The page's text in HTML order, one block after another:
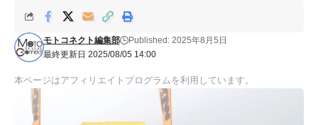
最終更新日 2025/08/05 14:00
モトコネクト編集部 Published: 2025年8月5日
本ページはアフィリエイトプログラムを利用しています。